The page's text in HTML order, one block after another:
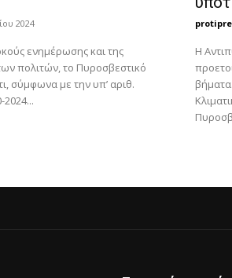
2024
ενημέρωσης και της
πολιτών, το Πυροσβεστικό
σύμφωνα με την υπ’ αριθ.
Η